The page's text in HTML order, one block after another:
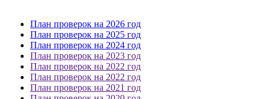
План проверок на 2026 год
План проверок на 2025 год
План проверок на 2024 год
План проверок на 2023 год
План проверок на 2022 год
План проверок на 2022 год
План проверок на 2021 год